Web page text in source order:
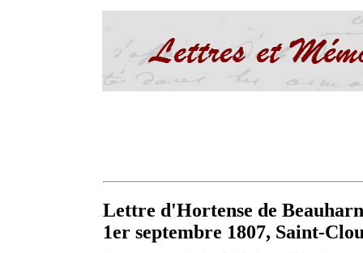
Lettre d'Hortense de
1er septembre 1807, Saint-